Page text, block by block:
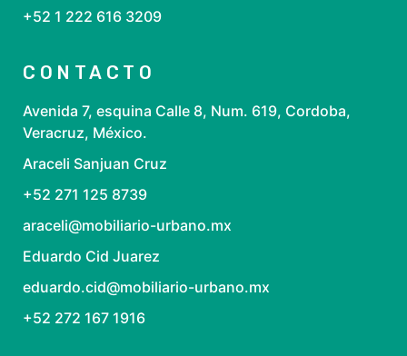
+52 1 222 616 3209
CONTACTO
Avenida 7, esquina Calle 8, Num. 619, Cordoba,
Veracruz, México.
Araceli Sanjuan Cruz
+52 271 125 8739
araceli@mobiliario-urbano.mx
Eduardo Cid Juarez
eduardo.cid@mobiliario-urbano.mx
+52 272 167 1916